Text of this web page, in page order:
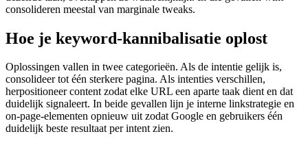
consolideren meestal van marginale tweaks.
Hoe je keyword-kannibalisatie oplost
Oplossingen vallen in twee categorieën. Als de intentie gelijk is,
consolideer tot één sterkere pagina. Als intenties verschillen,
herpositioneer content zodat elke URL een aparte taak dient en dat
duidelijk signaleert. In beide gevallen lijn je interne linkstrategie en
on-page-elementen opnieuw uit zodat Google en gebruikers één
duidelijk beste resultaat per intent zien.